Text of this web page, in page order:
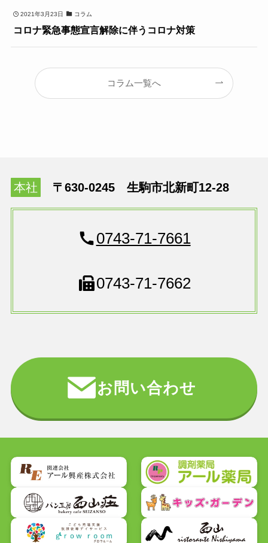
2021年3月23日 コラム
コロナ緊急事態宣言解除に伴うコロナ対策
コラム一覧へ
本社 〒630-0245 生駒市北新町12-28
0743-71-7661
0743-71-7662
お問い合わせ